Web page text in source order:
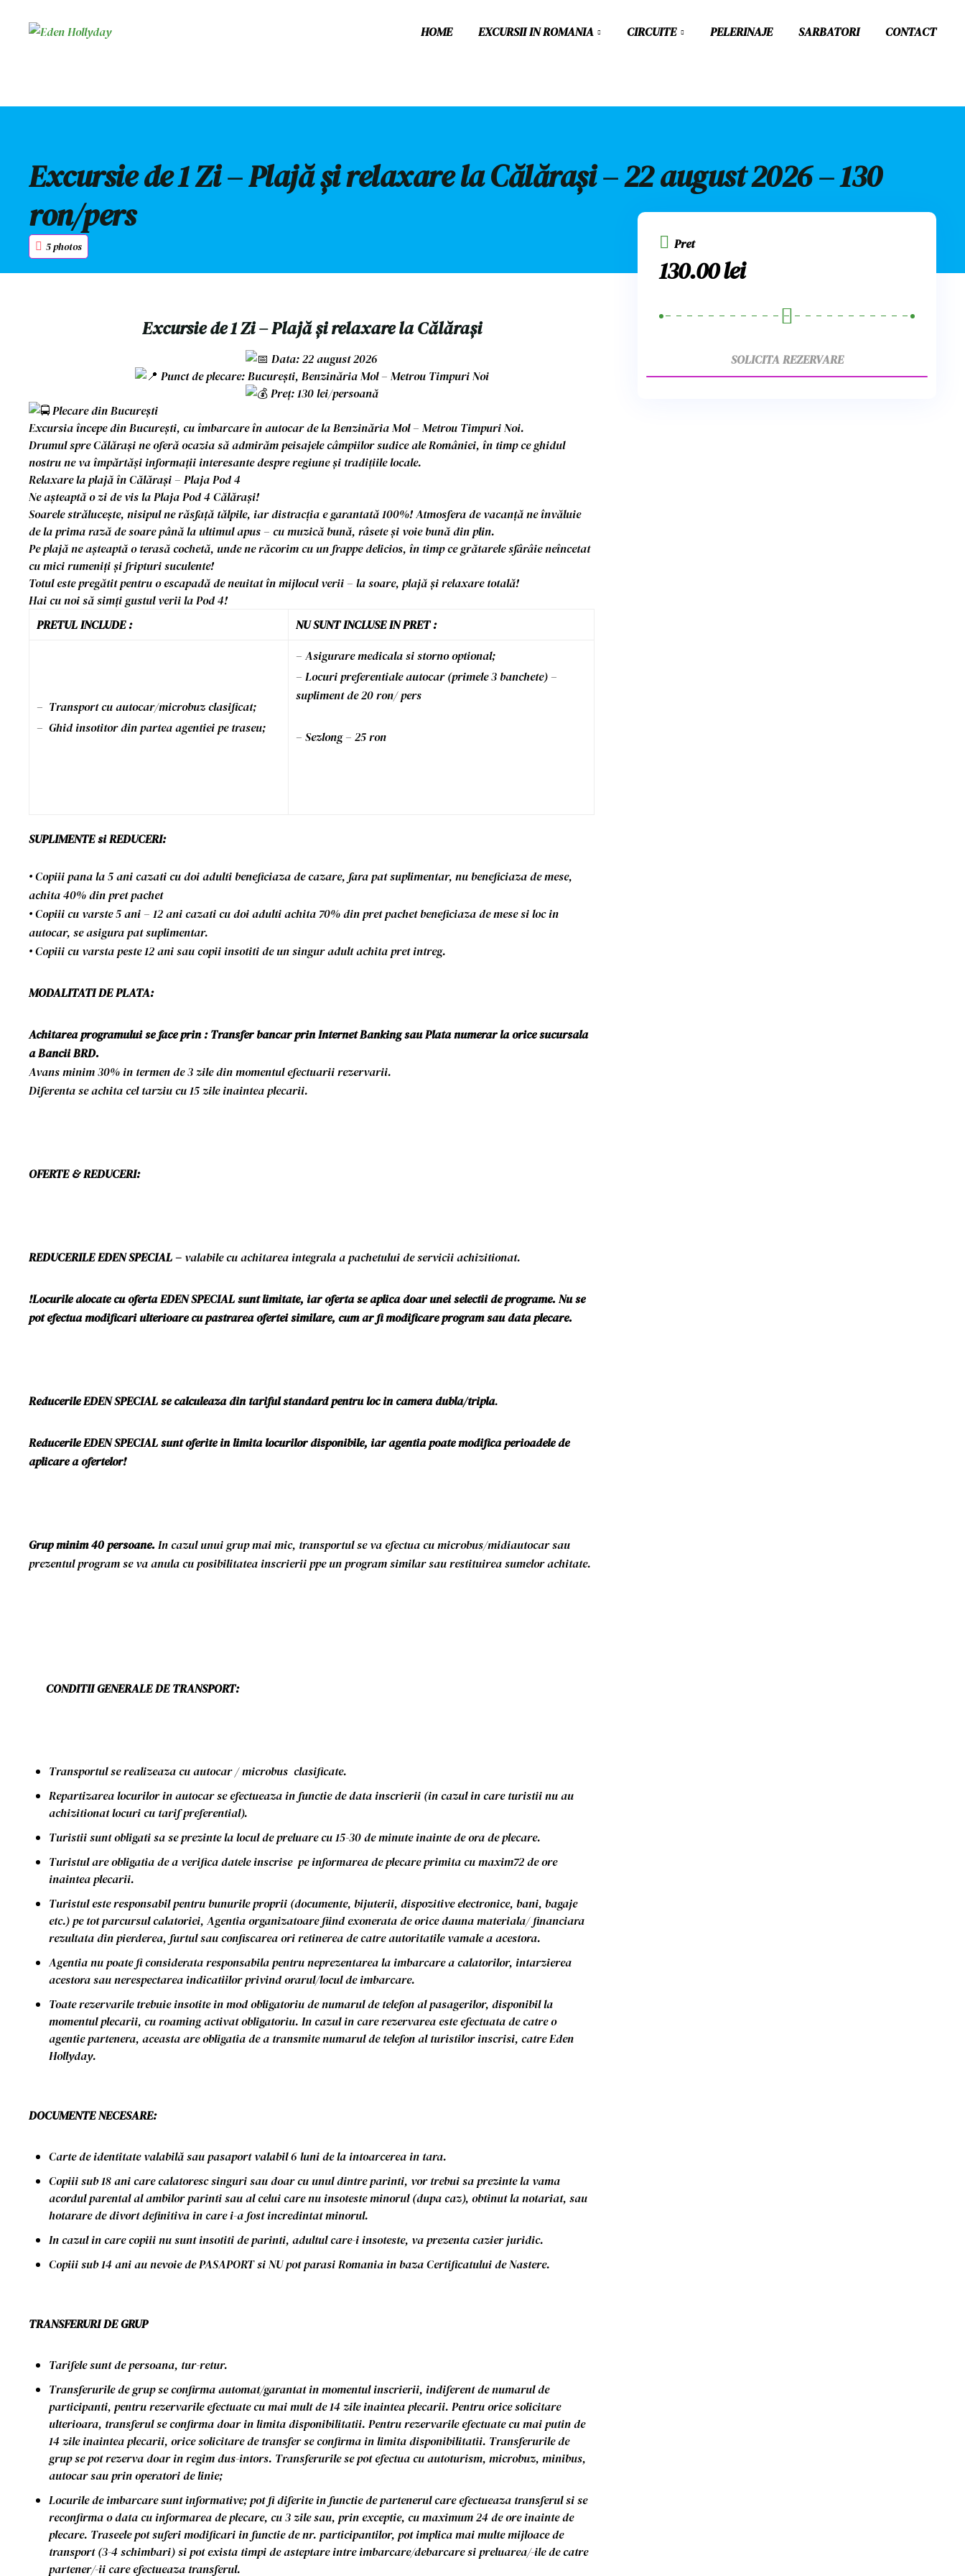
HOME EXCURSII IN ROMANIA CIRCUITE PELERINAJE SARBATORI CONTACT
Excursie de 1 Zi – Plajă și relaxare la Călărași – 22 august 2026 – 130
ron/pers
5 photos
Excursie de 1 Zi – Plajă și relaxare la Călărași
Data: 22 august 2026
Punct de plecare: București, Benzinăria Mol – Metrou Timpuri Noi
Preț: 130 lei/persoană
Plecare din București
Excursia începe din București, cu îmbarcare în autocar de la Benzinăria Mol – Metrou Timpuri Noi.
Drumul spre Călărași ne oferă ocazia să admirăm peisajele câmpiilor sudice ale României, în timp ce ghidul
nostru ne va împărtăși informații interesante despre regiune și tradițiile locale.
Relaxare la plajă în Călărași – Plaja Pod 4
Ne așteaptă o zi de vis la Plaja Pod 4 Călărași!
Soarele strălucește, nisipul ne răsfață tălpile, iar distracția e garantată 100%! Atmosfera de vacanță ne învăluie
de la prima rază de soare până la ultimul apus – cu muzică bună, râsete și voie bună din plin.
Pe plajă ne așteaptă o terasă cochetă, unde ne răcorim cu un frappe delicios, în timp ce grătarele sfârâie neîncetat
cu mici rumeniți și fripturi suculente!
Totul este pregătit pentru o escapadă de neuitat în mijlocul verii – la soare, plajă și relaxare totală!
Hai cu noi să simți gustul verii la Pod 4!
PRETUL INCLUDE :
NU SUNT INCLUSE IN PRET :
– Transport cu autocar/microbuz clasificat;
– Ghid insotitor din partea agentiei pe traseu;
– Asigurare medicala si storno optional;
– Locuri preferentiale autocar (primele 3 banchete) –
supliment de 20 ron/ pers
– Sezlong – 25 ron
SUPLIMENTE si REDUCERI:
• Copiii pana la 5 ani cazati cu doi adulti beneficiaza de cazare, fara pat suplimentar, nu beneficiaza de mese,
achita 40% din pret pachet
• Copiii cu varste 5 ani – 12 ani cazati cu doi adulti achita 70% din pret pachet beneficiaza de mese si loc in
autocar, se asigura pat suplimentar.
• Copiii cu varsta peste 12 ani sau copii insotiti de un singur adult achita pret intreg.
MODALITATI DE PLATA:
Achitarea programului se face prin : Transfer bancar prin Internet Banking sau Plata numerar la orice sucursala
a Bancii BRD.
Avans minim 30% in termen de 3 zile din momentul efectuarii rezervarii.
Diferenta se achita cel tarziu cu 15 zile inaintea plecarii.
OFERTE & REDUCERI:
REDUCERILE EDEN SPECIAL – valabile cu achitarea integrala a pachetului de servicii achizitionat.
!Locurile alocate cu oferta EDEN SPECIAL sunt limitate, iar oferta se aplica doar unei selectii de programe. Nu se
pot efectua modificari ulterioare cu pastrarea ofertei similare, cum ar fi modificare program sau data plecare.
Reducerile EDEN SPECIAL se calculeaza din tariful standard pentru loc in camera dubla/tripla.
Reducerile EDEN SPECIAL sunt oferite in limita locurilor disponibile, iar agentia poate modifica perioadele de
aplicare a ofertelor!
Grup minim 40 persoane.In cazul unui grup mai mic, transportul se va efectua cu microbus/midiautocar sau
prezentul program se va anula cu posibilitatea inscrierii ppe un program similar sau restituirea sumelor achitate.
CONDITII GENERALE DE TRANSPORT:
Transportul se realizeaza cu autocar / microbus clasificate.
Repartizarea locurilor in autocar se efectueaza in functie de data inscrierii (in cazul in care turistii nu au
achizitionat locuri cu tarif preferential).
Turistii sunt obligati sa se prezinte la locul de preluare cu 15-30 de minute inainte de ora de plecare.
Turistul are obligatia de a verifica datele inscrise pe informarea de plecare primita cu maxim72 de ore
inaintea plecarii.
Turistul este responsabil pentru bunurile proprii (documente, bijuterii, dispozitive electronice, bani, bagaje
etc.) pe tot parcursul calatoriei, Agentia organizatoare fiind exonerata de orice dauna materiala/ financiara
rezultata din pierderea, furtul sau confiscarea ori retinerea de catre autoritatile vamale a acestora.
Agentia nu poate fi considerata responsabila pentru neprezentarea la imbarcare a calatorilor, intarzierea
acestora sau nerespectarea indicatiilor privind orarul/locul de imbarcare.
Toate rezervarile trebuie insotite in mod obligatoriu de numarul de telefon al pasagerilor, disponibil la
momentul plecarii, cu roaming activat obligatoriu. In cazul in care rezervarea este efectuata de catre o
agentie partenera, aceasta are obligatia de a transmite numarul de telefon al turistilor inscrisi, catre Eden
Hollyday.
DOCUMENTE NECESARE:
Carte de identitate valabilă sau pasaport valabil 6 luni de la intoarcerea in tara.
Copiii sub 18 ani care calatoresc singuri sau doar cu unul dintre parinti, vor trebui sa prezinte la vama
acordul parental al ambilor parinti sau al celui care nu insoteste minorul (dupa caz), obtinut la notariat, sau
hotarare de divort definitiva in care i-a fost incredintat minorul.
In cazul in care copiii nu sunt insotiti de parinti, adultul care-i insoteste, va prezenta cazier juridic.
Copiii sub 14 ani au nevoie de PASAPORT si NU pot parasi Romania in baza Certificatului de Nastere.
TRANSFERURI DE GRUP
Tarifele sunt de persoana, tur-retur.
Transferurile de grup se confirma automat/garantat in momentul inscrierii, indiferent de numarul de
participanti, pentru rezervarile efectuate cu mai mult de 14 zile inaintea plecarii. Pentru orice solicitare
ulterioara, transferul se confirma doar in limita disponibilitatii. Pentru rezervarile efectuate cu mai putin de
14 zile inaintea plecarii, orice solicitare de transfer se confirma in limita disponibilitatii. Transferurile de
grup se pot rezerva doar in regim dus-intors. Transferurile se pot efectua cu autoturism, microbuz, minibus,
autocar sau prin operatori de linie;
Locurile de imbarcare sunt informative; pot fi diferite in functie de partenerul care efectueaza transferul si se
reconfirma o data cu informarea de plecare, cu 3 zile sau, prin exceptie, cu maximum 24 de ore inainte de
plecare. Traseele pot suferi modificari in functie de nr. participantilor, pot implica mai multe mijloace de
transport (3-4 schimbari) si pot exista timpi de asteptare intre imbarcare/debarcare si preluarea/-ile de catre
partener/-ii care efectueaza transferul.
Pret
130.00lei
SOLICITA REZERVARE